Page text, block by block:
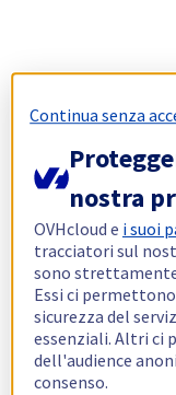
Continua senza
nostra
OVHcloud e i suoi
tracciatori sul
sono
Essi ci
sicurezza del
essenziali. Altri ci
dell'audience
consenso.